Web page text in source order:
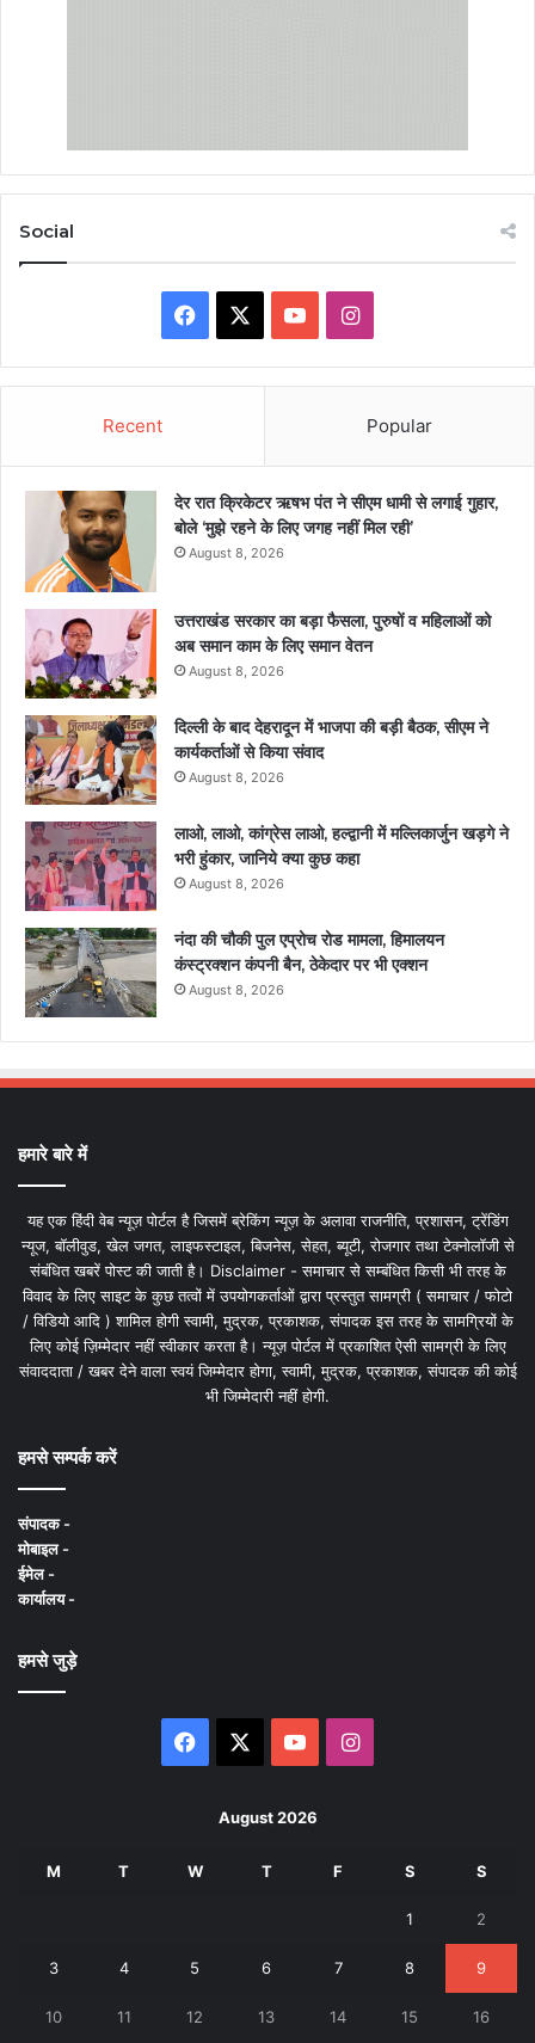
Social
Facebook YouTubeInstagram
Recent Popular
देर रात क्रिकेटर ऋषभ पंत ने सीएम धामी से लगाई गुहार,
बोले ‘मुझे रहने के लिए जगह नहीं मिल रही’
August 8, 2026
उत्तराखंड सरकार का बड़ा फैसला, पुरुषों व महिलाओं को
अब समान काम के लिए समान वेतन
August 8, 2026
दिल्ली के बाद देहरादून में भाजपा की बड़ी बैठक, सीएम ने
कार्यकर्ताओं से किया संवाद
August 8, 2026
लाओ, लाओ, कांग्रेस लाओ, हल्द्वानी में मल्लिकार्जुन खड़गे ने
भरी हुंकार, जानिये क्या कुछ कहा
August 8, 2026
नंदा की चौकी पुल एप्रोच रोड मामला, हिमालयन
कंस्ट्रक्शन कंपनी बैन, ठेकेदार पर भी एक्शन
August 8, 2026
हमारे बारे में
यह एक हिंदी वेब न्यूज़ पोर्टल है जिसमें ब्रेकिंग न्यूज़ के अलावा राजनीति, प्रशासन, ट्रेंडिंग
न्यूज, बॉलीवुड, खेल जगत, लाइफस्टाइल, बिजनेस, सेहत, ब्यूटी, रोजगार तथा टेक्नोलॉजी से
संबंधित खबरें पोस्ट की जाती है। Disclaimer - समाचार से सम्बंधित किसी भी तरह के
विवाद के लिए साइट के कुछ तत्वों में उपयोगकर्ताओं द्वारा प्रस्तुत सामग्री ( समाचार / फोटो
/ विडियो आदि ) शामिल होगी स्वामी, मुद्रक, प्रकाशक, संपादक इस तरह के सामग्रियों के
लिए कोई ज़िम्मेदार नहीं स्वीकार करता है। न्यूज़ पोर्टल में प्रकाशित ऐसी सामग्री के लिए
संवाददाता / खबर देने वाला स्वयं जिम्मेदार होगा, स्वामी, मुद्रक, प्रकाशक, संपादक की कोई
भी जिम्मेदारी नहीं होगी.
हमसे सम्पर्क करें
संपादक -
मोबाइल -
ईमेल -
कार्यालय -
हमसे जुड़े
Facebook YouTubeInstagram
August 2026
M T W T F S S
1 2
3 4 5 6 7 8 9
10 11 12 13 14 15 16